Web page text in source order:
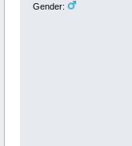
Gender: